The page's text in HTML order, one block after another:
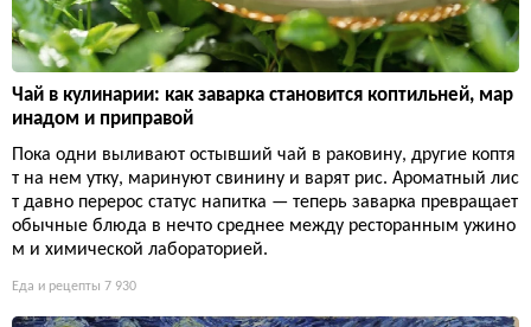
Чай в кулинарии: как заварка становится коптильней, мар
инадом и приправой
Пока одни выливают остывший чай в раковину, другие коптя
т на нем утку, маринуют свинину и варят рис. Ароматный лис
т давно перерос статус напитка — теперь заварка превращает
обычные блюда в нечто среднее между ресторанным ужино
м и химической лабораторией.
Еда и рецепты 7 930